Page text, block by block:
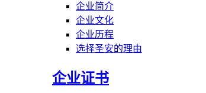
企业简介
企业文化
企业历程
选择圣安的理由
企业证书